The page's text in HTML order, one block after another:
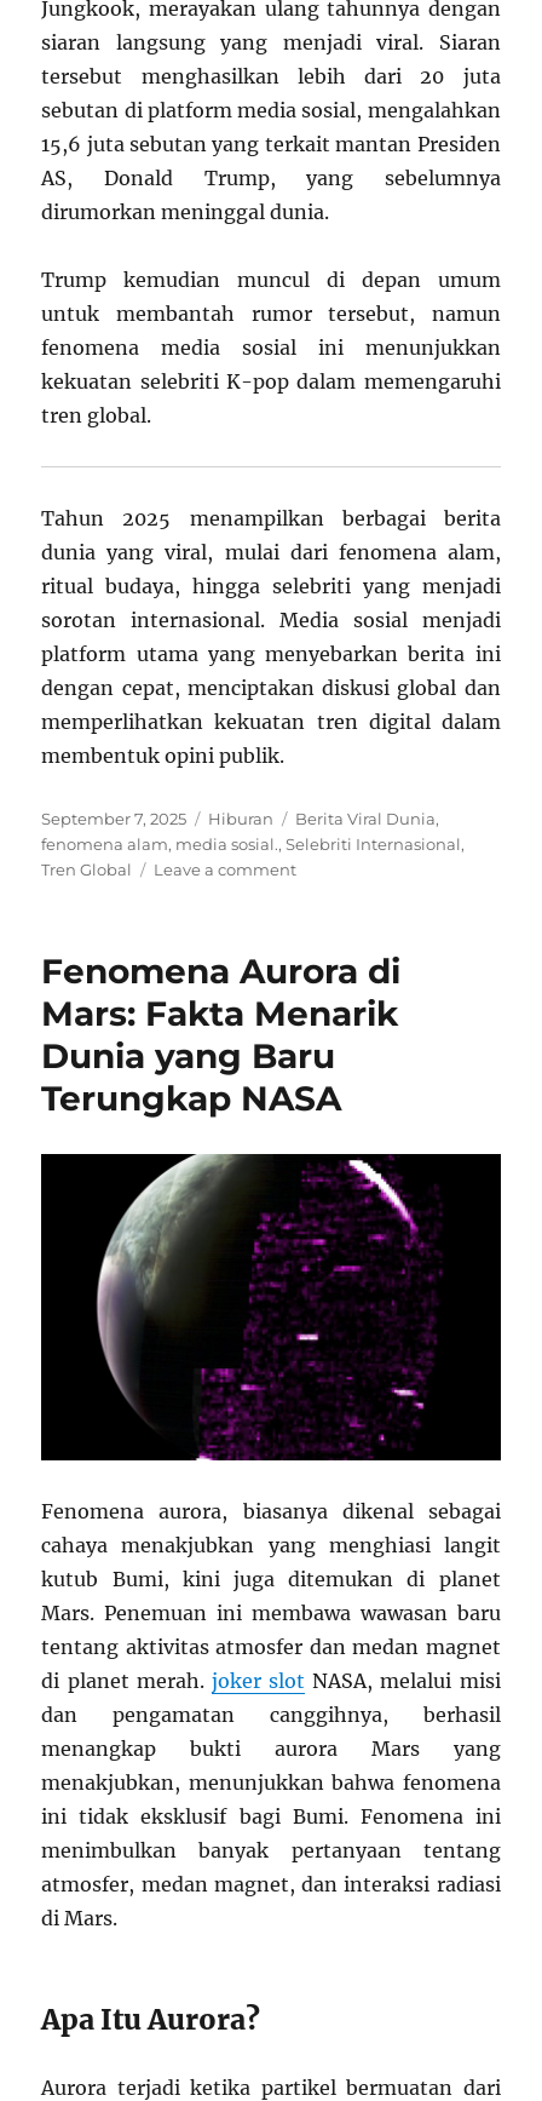
Jungkook, merayakan ulang tahunnya dengan
siaran langsung yang menjadi viral. Siaran
tersebut menghasilkan lebih dari 20 juta
sebutan di platform media sosial, mengalahkan
15,6 juta sebutan yang terkait mantan Presiden
AS, Donald Trump, yang sebelumnya
dirumorkan meninggal dunia.
Trump kemudian muncul di depan umum
untuk membantah rumor tersebut, namun
fenomena media sosial ini menunjukkan
kekuatan selebriti K-pop dalam memengaruhi
tren global.
Tahun 2025 menampilkan berbagai berita
dunia yang viral, mulai dari fenomena alam,
ritual budaya, hingga selebriti yang menjadi
sorotan internasional. Media sosial menjadi
platform utama yang menyebarkan berita ini
dengan cepat, menciptakan diskusi global dan
memperlihatkan kekuatan tren digital dalam
membentuk opini publik.
Posted
on
September 7, 2025 Categories
Hiburan Tags
Berita Viral Dunia,
fenomena alam, media sosial.,Selebriti Internasional,
Tren Global
Leave a commenton
Terbaru
7
September
2025
Fenomena Aurora di
Mars: Fakta Menarik
Dunia yang Baru
Terungkap NASA
Fenomena aurora, biasanya dikenal sebagai
cahaya menakjubkan yang menghiasi langit
kutub Bumi, kini juga ditemukan di planet
Mars. Penemuan ini membawa wawasan baru
tentang aktivitas atmosfer dan medan magnet
di planet merah. joker slot NASA, melalui misi
dan pengamatan canggihnya, berhasil
menangkap bukti aurora Mars yang
menakjubkan, menunjukkan bahwa fenomena
ini tidak eksklusif bagi Bumi. Fenomena ini
menimbulkan banyak pertanyaan tentang
atmosfer, medan magnet, dan interaksi radiasi
di Mars.
Apa Itu Aurora?
Aurora terjadi ketika partikel bermuatan dari